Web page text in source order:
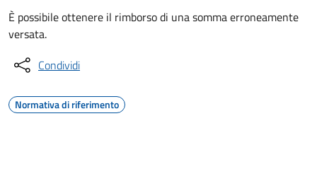
È possibile ottenere il rimborso di una somma erroneamente
versata.
Condividi
Normativa di riferimento